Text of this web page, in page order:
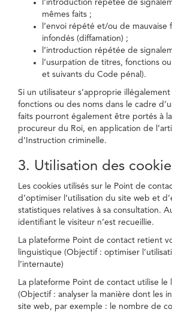
l’introduction répétée de
mêmes faits ;
l’envoi répété et/ou de mauvaise
infondés (diffamation) ;
l’introduction répétée de
l’usurpation de titres, fonctions
et suivants du Code pénal).
Si un utilisateur s’approprie
fonctions ou des noms dans le cadre
faits pourront également être portés à
procureur du Roi, en application de
d’Instruction criminelle.
3. Utilisation des
Les cookies utilisés sur le Point de
d’optimiser l’utilisation du site web et
statistiques relatives à sa consultation.
identifiant le visiteur n’est recueillie.
La plateforme Point de contact retient
linguistique (Objectif : optimiser
l’internaute)
La plateforme Point de contact utilise le
(Objectif : analyser la manière dont les
site web, par exemple : le nombre de